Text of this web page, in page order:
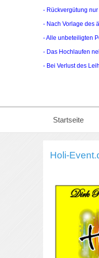
- Rückvergütung
- Nach Vorlage des
- Alle unbeteiligten
- Das Hochlaufen
- Bei Verlust des
Startseite
Holi-